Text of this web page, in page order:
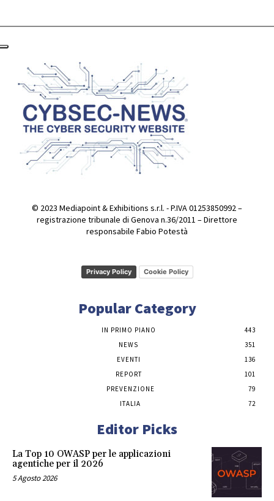
© 2023 Mediapoint & Exhibitions s.r.l. - P.IVA 01253850992 –
registrazione tribunale di Genova n.36/2011 – Direttore
responsabile Fabio Potestà
Privacy Policy Cookie Policy
Popular Category
IN PRIMO PIANO
443
NEWS
351
EVENTI
136
REPORT
101
PREVENZIONE
79
ITALIA
72
Editor Picks
La Top 10 OWASP per le applicazioni
agentiche per il 2026
5 Agosto 2026